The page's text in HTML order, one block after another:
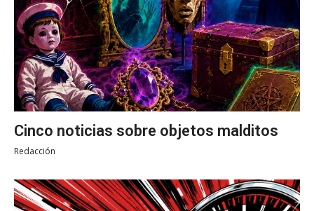
Cinco noticias sobre objetos malditos
Redacción